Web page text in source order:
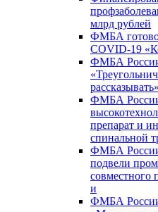
млрд рублей
ФМБА готово
COVID-19
ФМБА России
рассказывать»
ФМБА России
препарат и
спинальной
ФМБА России
подвели
совместного
и
ФМБА России